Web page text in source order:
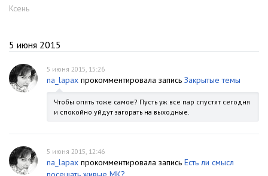
Ксень
5 июня 2015
5 июня 2015, 15:26
na_lapax прокомментировала запись Закрытые темы
Чтобы опять тоже самое? Пусть уж все пар спустят сегодня
и спокойно уйдут загорать на выходные.
5 июня 2015, 12:46
na_lapax прокомментировала запись Есть ли смысл